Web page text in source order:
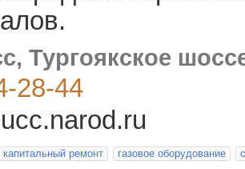
Тургоякское
28-44
капитальный ремонт газовое оборудование